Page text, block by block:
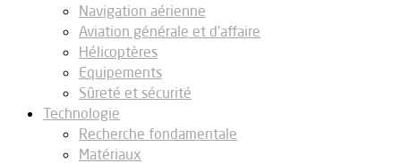
Navigation aérienne
Aviation générale et d’affaire
Hélicoptères
Equipements
Sûreté et sécurité
Technologie
Recherche fondamentale
Matériaux